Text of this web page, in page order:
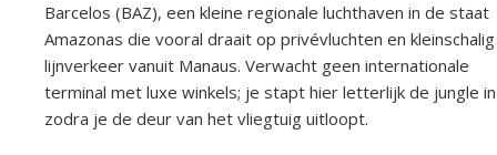
Barcelos (BAZ), een kleine regionale luchthaven in de staat
Amazonas die vooral draait op privévluchten en kleinschalig
lijnverkeer vanuit Manaus. Verwacht geen internationale
terminal met luxe winkels; je stapt hier letterlijk de jungle in
zodra je de deur van het vliegtuig uitloopt.